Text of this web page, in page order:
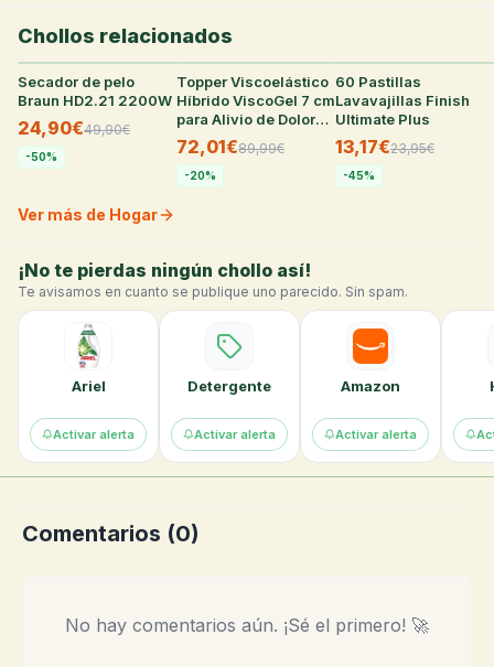
Chollos relacionados
Secador de pelo
Braun HD2.21 2200W
24,90€49,90€
-50%
22°
Topper Viscoelástico
Híbrido ViscoGel 7 cm
para Alivio de Dolor
de Espalda y
Cervicales (varias
medidas)
72,01€89,99€
-20%
60 Pastillas
Lavavajillas Finish
Ultimate Plus
13,17€23,95€
-45%
Ver más de Hogar
¡No te pierdas ningún chollo así!
Te avisamos en cuanto se publique uno parecido. Sin spam.
Ariel
Activar alerta
Detergente
Activar alerta
Amazon
Activar alerta
Comentarios (0)
No hay comentarios aún. ¡Sé el primero! 🚀